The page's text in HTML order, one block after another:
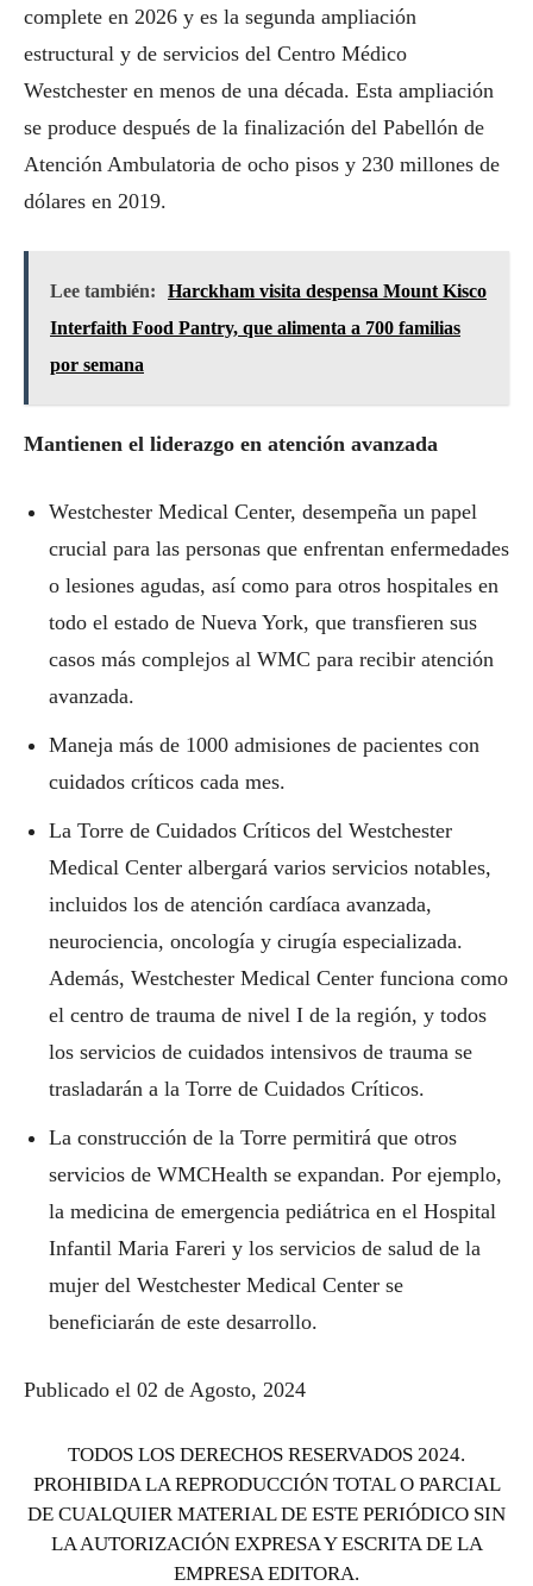
complete en 2026 y es la segunda ampliación
estructural y de servicios del Centro Médico
Westchester en menos de una década. Esta ampliación
se produce después de la finalización del Pabellón de
Atención Ambulatoria de ocho pisos y 230 millones de
dólares en 2019.
Lee también:
Harckham visita despensa Mount Kisco
Interfaith Food Pantry, que alimenta a 700 familias
por semana
Mantienen el liderazgo en atención avanzada
Westchester Medical Center, desempeña un papel
crucial para las personas que enfrentan enfermedades
o lesiones agudas, así como para otros hospitales en
todo el estado de Nueva York, que transfieren sus
casos más complejos al WMC para recibir atención
avanzada.
Maneja más de 1000 admisiones de pacientes con
cuidados críticos cada mes.
La Torre de Cuidados Críticos del Westchester
Medical Center albergará varios servicios notables,
incluidos los de atención cardíaca avanzada,
neurociencia, oncología y cirugía especializada.
Además, Westchester Medical Center funciona como
el centro de trauma de nivel I de la región, y todos
los servicios de cuidados intensivos de trauma se
trasladarán a la Torre de Cuidados Críticos.
La construcción de la Torre permitirá que otros
servicios de WMCHealth se expandan. Por ejemplo,
la medicina de emergencia pediátrica en el Hospital
Infantil Maria Fareri y los servicios de salud de la
mujer del Westchester Medical Center se
beneficiarán de este desarrollo.
Publicado el 02 de Agosto, 2024
TODOS LOS DERECHOS RESERVADOS 2024.
PROHIBIDA LA REPRODUCCIÓN TOTAL O PARCIAL
DE CUALQUIER MATERIAL DE ESTE PERIÓDICO SIN
LA AUTORIZACIÓN EXPRESA Y ESCRITA DE LA
EMPRESA EDITORA.